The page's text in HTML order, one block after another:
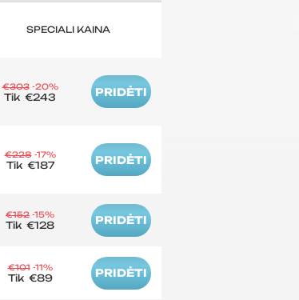
SPECIALI KAINA
€303 -20%
Tik €243 PRIDĖTI
€228 -17%
Tik €187 PRIDĖTI
€152 -15%
Tik €128 PRIDĖTI
€101 -11%
Tik €89 PRIDĖTI